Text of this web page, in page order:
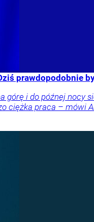
prawdopodobnie
górę i do późnej
ciężka praca – mówi